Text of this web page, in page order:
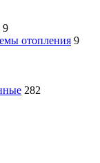
9
отопления 9
282